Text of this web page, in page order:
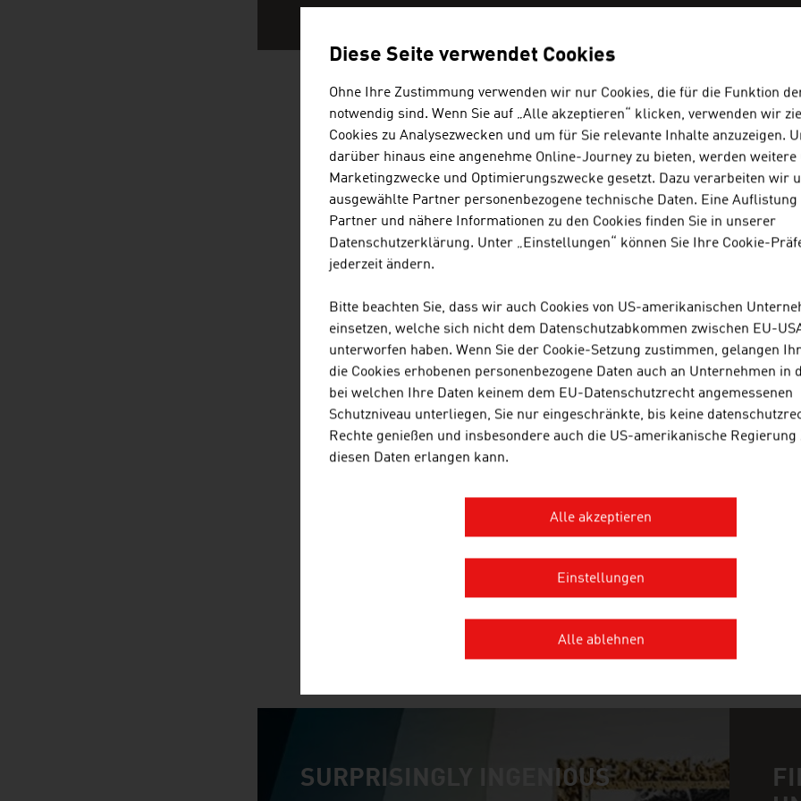
ÖSTERREICHISCHE FIRMEN - BILDUNG
MCI INTERNATIONALE
Als Unternehmerische Hochschule® verbindet
Consulting zu einem einzigartigen Konzept.
BUSINESS UPPER AUSTRIA - OÖ
Business Upper Austria ist die Standortagentur
CEU GMBH
Die Central European University (CEU) ist eine
Sozial-, Geistes-, Rechts-, Politik- und
MEHR UNTERNEHMEN
SURPRISINGLY INGENIOUS
Diese Seite verwendet Cookies
Ohne Ihre Zustimmung verwenden wir nur Cookies, die für die Funktion
notwendig sind. Wenn Sie auf „Alle akzeptieren“ klicken, verwenden wir
Cookies zu Analysezwecken und um für Sie relevante Inhalte anzuzeigen.
darüber hinaus eine angenehme Online-Journey zu bieten, werden weitere
Marketingzwecke und Optimierungszwecke gesetzt. Dazu verarbeiten wir
ausgewählte Partner personenbezogene technische Daten. Eine Auflistung
Partner und nähere Informationen zu den Cookies finden Sie in unserer
Datenschutzerklärung. Unter „Einstellungen“ können Sie Ihre Cookie-
jederzeit ändern.
Bitte beachten Sie, dass wir auch Cookies von US-amerikanischen
einsetzen, welche sich nicht dem Datenschutzabkommen zwischen EU-
unterworfen haben. Wenn Sie der Cookie-Setzung zustimmen, gelangen
die Cookies erhobenen personenbezogene Daten auch an Unternehmen in
bei welchen Ihre Daten keinem dem EU-Datenschutzrecht angemessenen
Schutzniveau unterliegen, Sie nur eingeschränkte, bis keine
Rechte genießen und insbesondere auch die US-amerikanische Regierung
diesen Daten erlangen kann.
Alle akzeptieren
Einstellungen
Alle ablehnen